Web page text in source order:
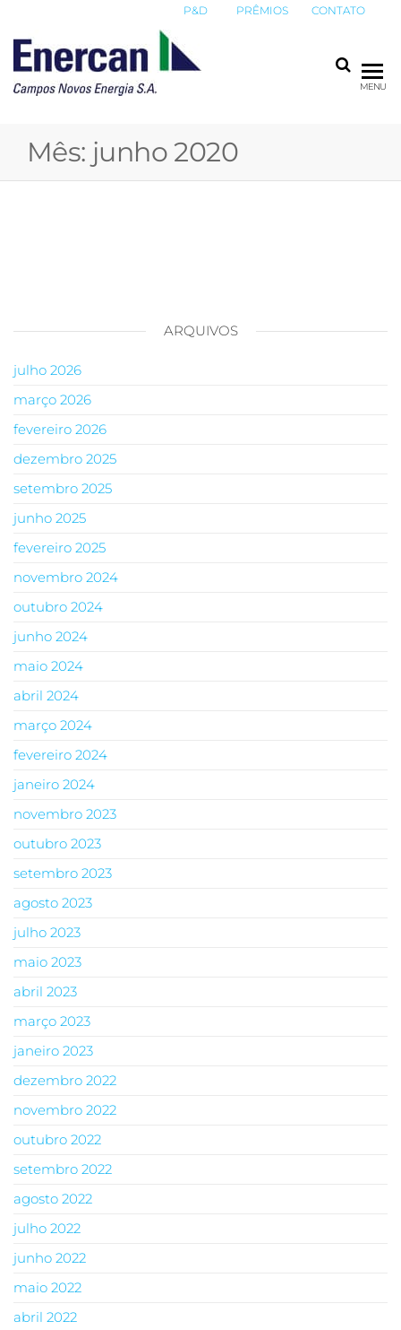
P&D PRÊMIOS CONTATO
S.A.
MENU
Mês: junho 2020
ARQUIVOS
julho 2026
março 2026
fevereiro 2026
dezembro 2025
setembro 2025
junho 2025
fevereiro 2025
novembro 2024
outubro 2024
junho 2024
maio 2024
abril 2024
março 2024
fevereiro 2024
janeiro 2024
novembro 2023
outubro 2023
setembro 2023
agosto 2023
julho 2023
maio 2023
abril 2023
março 2023
janeiro 2023
dezembro 2022
novembro 2022
outubro 2022
setembro 2022
agosto 2022
julho 2022
junho 2022
maio 2022
abril 2022